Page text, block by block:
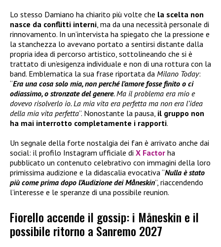
Lo stesso Damiano ha chiarito più volte che la scelta non
nasce da conflitti interni , ma da una necessità personale di
rinnovamento. In un’intervista ha spiegato che la pressione e
la stanchezza lo avevano portato a sentirsi distante dalla
propria idea di percorso artistico, sottolineando che si è
trattato di un’esigenza individuale e non di una rottura con la
band. Emblematica la sua frase riportata da Milano Today:
“Era una cosa solo mia, non perché l’amore fosse finito o ci
odiassimo, o stronzate del genere. Ma il problema era mio e
dovevo risolverlo io. La mia vita era perfetta ma non era l’idea
della mia vita perfetta”. Nonostante la pausa, il gruppo non
ha mai interrotto completamente i rapporti.
Un segnale della forte nostalgia dei fan è arrivato anche dai
social: il profilo Instagram ufficiale di X Factor ha
pubblicato un contenuto celebrativo con immagini della loro
primissima audizione e la didascalia evocativa “Nulla è stato
più come prima dopo l’Audizione dei Måneskin”, riaccendendo
l’interesse e le speranze di una possibile reunion.
Fiorello accende il gossip: i Måneskin e il
possibile ritorno a Sanremo 2027